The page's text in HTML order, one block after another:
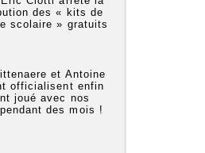
des « kits de
scolaire » gratuits
et Antoine
officialisent enfin
joué avec nos
des mois !